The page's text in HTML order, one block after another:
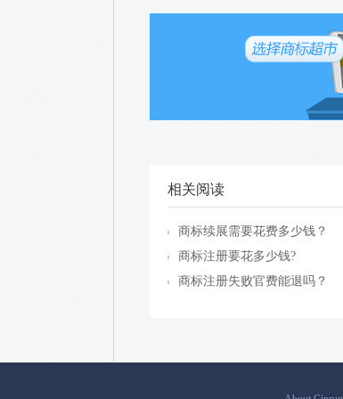
相关阅读
商标续展需要花费多少钱？
商标注册要花多少钱?
商标注册失败官费能退吗？